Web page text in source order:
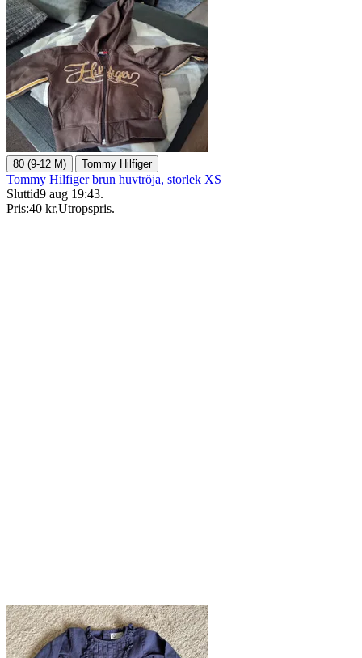
80 (9-12 M) | Tommy Hilfiger
Tommy Hilfiger brun huvtröja, storlek XS
Sluttid9 aug 19:43.
Pris:40 kr,Utropspris.